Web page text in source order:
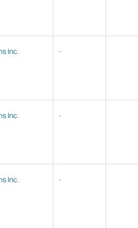
Inc. -
Inc. -
Inc. -